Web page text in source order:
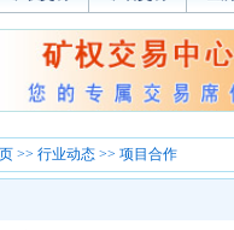
>> 行业动态 >> 项目合作